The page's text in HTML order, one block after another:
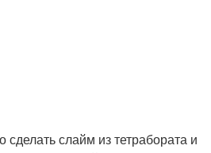
сделать слайм из тетрабората и